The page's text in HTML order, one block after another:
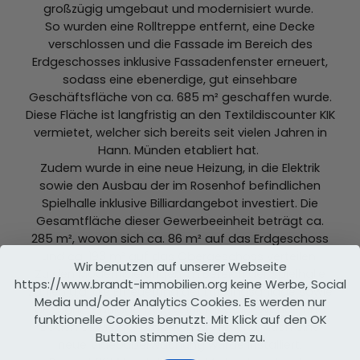
großzügig umgebaut und modernisiert wurde.
So wurden eine Rolltreppe entfernt, eine Decke
verschlossen und die Fassade im Bereich des
Erdgeschosses inklusive Fassadenfenster erneuert,
sodass eine ebenerdige, gut einsehbare
Geschäftsfläche von ca. 685 m² geschaffen wurde.
Diese Fläche ist langfristig an den Textildiscounter KIK
vermietet, welcher sich bereits seit vielen Jahren in
Hann. Münden etabliert hat.
Zudem wurde in eine neue Heizung, in die Elektrik
sowie den Ausbau der im Rosenhof befindlichen
Spielhalle inklusive Billiardangebot investiert. Die
Gesamtfläche dieser Gewerbeeinheit beträgt ca.
285 m², wovon sich ca. 86 m² auf das Erdgeschoss
Zu den Modernisierungen im Bereich der Spielhalle
zählen u.a. die Erneuerung der Lüftungsanlage sowie
der Sanitäranlagen, die Sanierung der Wände und
Böden sowie der Umbau des Tresens. Auch eine
neue Videoüberwachung wurde installiert.
Wir benutzen auf unserer Webseite
https://www.brandt-immobilien.org keine Werbe, Social
Media und/oder Analytics Cookies. Es werden nur
funktionelle Cookies benutzt. Mit Klick auf den OK
Button stimmen Sie dem zu.